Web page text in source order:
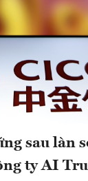
sau làn
ty AI